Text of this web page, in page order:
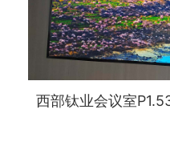
西部钛业会议室